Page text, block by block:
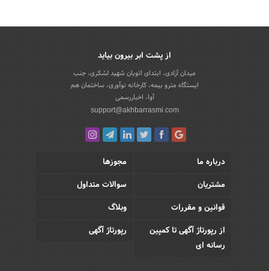
از پشت ابر بیرون بیاید
میدان آزادی، ابتدای اتوبان شهید لشکری، جنب
ایستگاه مترو بیمه، کارخانه نوآوری، ساختمان هم
آوا، اخباررسمی
support@akhbarrasmi.com
درباره ما
مجوزها
مشتریان
سوالات متداول
قوانین و مقررات
وبلاگ
از رپورتاژ آگهی تا کمپین
رسانه ای
رپورتاژ آگهی